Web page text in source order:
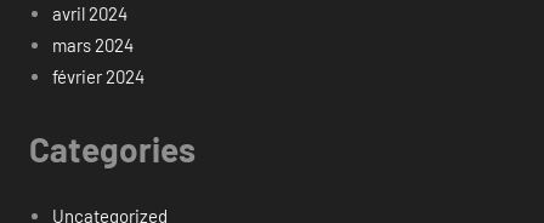
avril 2024
mars 2024
février 2024
Categories
Uncategorized